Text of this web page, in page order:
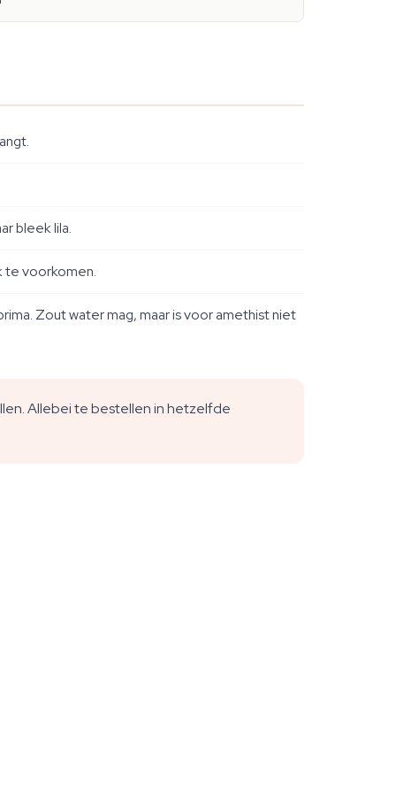
bleek lila.
te voorkomen.
Zout water mag, maar is voor amethist niet
Allebei te bestellen in hetzelfde